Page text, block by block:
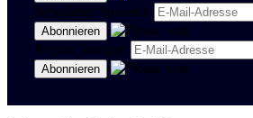
Newsletter Spanisch
Region Stuttgart